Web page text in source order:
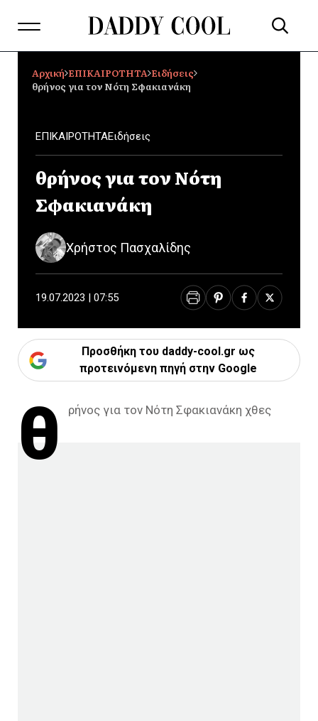
Αρχική ΕΠΙΚΑΙΡΟΤΗΤΑ Ειδήσεις
θρήνος για τον Νότη Σφακιανάκη
ΕΠΙΚΑΙΡΟΤΗΤΑΕιδήσεις
θρήνος για τον Νότη
Σφακιανάκη
Χρήστος Πασχαλίδης
19.07.2023 | 07:55
Προσθήκη του daddy-cool.gr ως
προτεινόμενη πηγή στην Google
θ ρήνος για τον Νότη Σφακιανάκη χθες